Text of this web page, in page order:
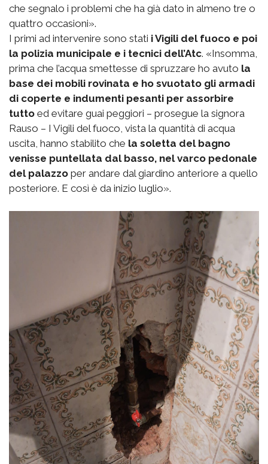
che segnalo i problemi che ha già dato in almeno tre o
quattro occasioni».
I primi ad intervenire sono stati i Vigili del fuoco e poi
la polizia municipale e i tecnici dell’Atc. «Insomma,
prima che l’acqua smettesse di spruzzare ho avuto la
base dei mobili rovinata e ho svuotato gli armadi
di coperte e indumenti pesanti per assorbire
tutto ed evitare guai peggiori – prosegue la signora
Rauso – I Vigili del fuoco, vista la quantità di acqua
uscita, hanno stabilito che la soletta del bagno
venisse puntellata dal basso, nel varco pedonale
del palazzo per andare dal giardino anteriore a quello
posteriore. E così è da inizio luglio».